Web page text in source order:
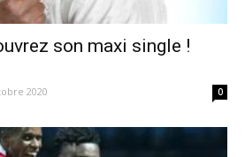
son maxi single !
2020 0